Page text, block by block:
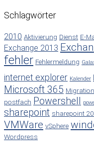
Schlagwörter
2010 Aktivierung Dienst E-
Exchange 2013
fehler Fehlermeldung
internet explorer Kalender
Microsoft 365 Migration
postfach Powershell
sharepoint sharepoint
VMWare vSphere
Wordpress